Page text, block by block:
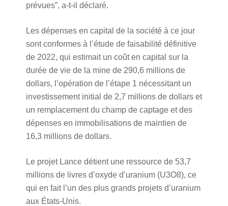
prévues”, a-t-il déclaré.
Les dépenses en capital de la société à ce jour
sont conformes à l’étude de faisabilité définitive
de 2022, qui estimait un coût en capital sur la
durée de vie de la mine de 290,6 millions de
dollars, l’opération de l’étape 1 nécessitant un
investissement initial de 2,7 millions de dollars et
un remplacement du champ de captage et des
dépenses en immobilisations de maintien de
16,3 millions de dollars.
Le projet Lance détient une ressource de 53,7
millions de livres d’oxyde d’uranium (U3O8), ce
qui en fait l’un des plus grands projets d’uranium
aux États-Unis.